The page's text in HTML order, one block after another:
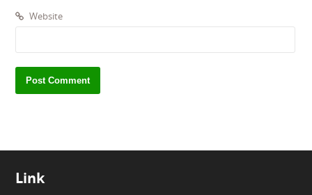
Website
Link